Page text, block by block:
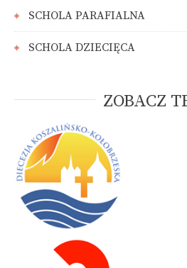
SCHOLA PARAFIALNA
SCHOLA DZIECIĘCA
ZOBACZ